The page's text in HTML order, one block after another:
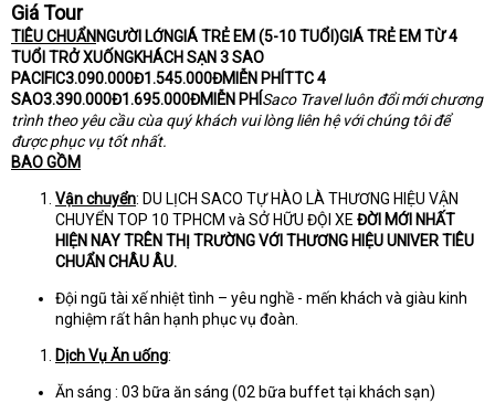
Giá Tour
TIÊU CHUẨN NGƯỜI LỚNGIÁ TRẺ EM (5-10 TUỔI)GIÁ TRẺ EM TỪ 4
TUỔI TRỞ XUỐNGKHÁCH SẠN 3 SAO
PACIFIC3.090.000Đ1.545.000ĐMIỄN PHÍTTC 4
SAO3.390.000Đ1.695.000ĐMIỄN PHÍ Saco Travel luôn đổi mới chương
trình theo yêu cầu cùa quý khách vui lòng liên hệ với chúng tôi để
được phục vụ tốt nhất.
BAO GỒM
Vận chuyển: DU LỊCH SACO TỰ HÀO LÀ THƯƠNG HIỆU VẬN
CHUYỂN TOP 10 TPHCM và SỞ HỮU ĐỘI XE ĐỜI MỚI NHẤT
HIỆN NAY TRÊN THỊ TRƯỜNG VỚI THƯƠNG HIỆU UNIVER TIÊU
CHUẨN CHÂU ÂU.
Đội ngũ tài xế nhiệt tình – yêu nghề - mến khách và giàu kinh
nghiệm rất hân hạnh phục vụ đoàn.
Dịch Vụ Ăn uống:
Ăn sáng : 03 bữa ăn sáng (02 bữa buffet tại khách sạn)